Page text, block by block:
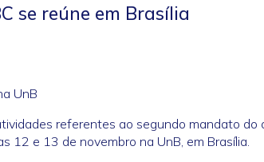
se reúne em Brasília
UnB
referentes ao segundo mandato do
12 e 13 de novembro na UnB, em Brasília.